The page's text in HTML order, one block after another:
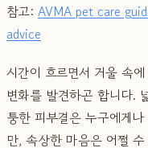
참고: AVMA pet care
advice
시간이 흐르면서 거울 속
변화를 발견하곤 합니다.
퉁한 피부결은 누구에게
만, 속상한 마음은 어쩔